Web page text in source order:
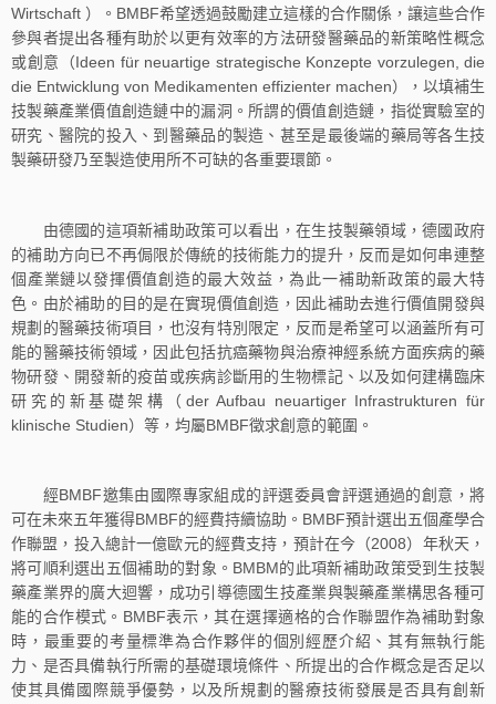
Wirtschaft ）。BMBF希望透過鼓勵建立這樣的合作關係，讓這些合作
參與者提出各種有助於以更有效率的方法研發醫藥品的新策略性概念
或創意（Ideen für neuartige strategische Konzepte vorzulegen, die
die Entwicklung von Medikamenten effizienter machen），以填補生
技製藥產業價值創造鏈中的漏洞。所謂的價值創造鏈，指從實驗室的
研究、醫院的投入、到醫藥品的製造、甚至是最後端的藥局等各生技
製藥研發乃至製造使用所不可缺的各重要環節。
由德國的這項新補助政策可以看出，在生技製藥領域，德國政府
的補助方向已不再侷限於傳統的技術能力的提升，反而是如何串連整
個產業鏈以發揮價值創造的最大效益，為此一補助新政策的最大特
色。由於補助的目的是在實現價值創造，因此補助去進行價值開發與
規劃的醫藥技術項目，也沒有特別限定，反而是希望可以涵蓋所有可
能的醫藥技術領域，因此包括抗癌藥物與治療神經系統方面疾病的藥
物研發、開發新的疫苗或疾病診斷用的生物標記、以及如何建構臨床
研究的新基礎架構（der Aufbau neuartiger Infrastrukturen für
klinische Studien）等，均屬BMBF徵求創意的範圍。
經BMBF邀集由國際專家組成的評選委員會評選通過的創意，將
可在未來五年獲得BMBF的經費持續協助。BMBF預計選出五個產學合
作聯盟，投入總計一億歐元的經費支持，預計在今（2008）年秋天，
將可順利選出五個補助的對象。BMBM的此項新補助政策受到生技製
藥產業界的廣大迴響，成功引導德國生技產業與製藥產業構思各種可
能的合作模式。BMBF表示，其在選擇適格的合作聯盟作為補助對象
時，最重要的考量標準為合作夥伴的個別經歷介紹、其有無執行能
力、是否具備執行所需的基礎環境條件、所提出的合作概念是否足以
使其具備國際競爭優勢，以及所規劃的醫療技術發展是否具有創新